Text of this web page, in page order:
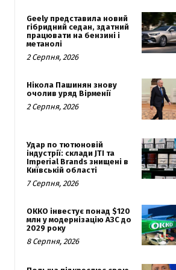
Geely представила новий
гібридний седан, здатний
працювати на бензині і
метанолі
2 Серпня, 2026
Нікола Пашинян знову
очолив уряд Вірменії
2 Серпня, 2026
Удар по тютюновій
індустрії: склади JTI та
Imperial Brands знищені в
Київській області
7 Серпня, 2026
ОККО інвестує понад $120
млн у модернізацію АЗС до
2029 року
8 Серпня, 2026